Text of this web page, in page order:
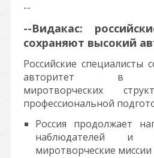
--
--Видакас:
сохраняют высокий
Российские специалисты
авторитет в
миротворческих
профессиональной
Россия продолжает
наблюдателей и
миротворческие